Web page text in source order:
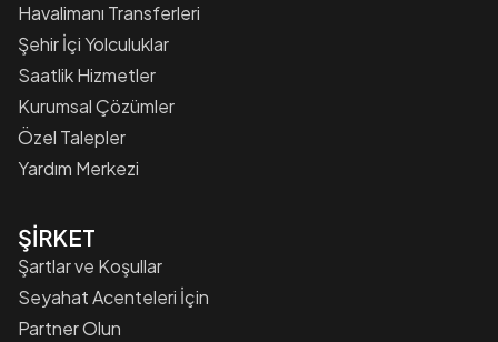
Havalimanı Transferleri
Şehir İçi Yolculuklar
Saatlik Hizmetler
Kurumsal Çözümler
Özel Talepler
Yardım Merkezi
ŞİRKET
Şartlar ve Koşullar
Seyahat Acenteleri İçin
Partner Olun